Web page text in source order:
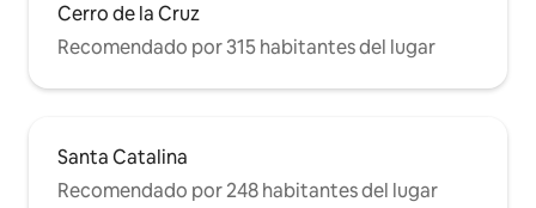
Cerro de la Cruz
Recomendado por 315 habitantes del lugar
Santa Catalina
Recomendado por 248 habitantes del lugar